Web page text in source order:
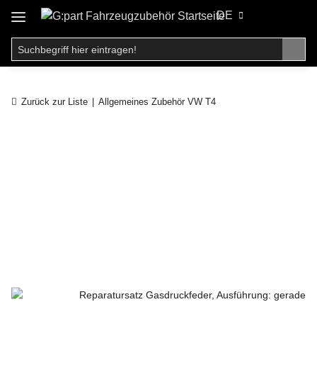
DE
Zurück zur Liste Allgemeines Zubehör VW T4